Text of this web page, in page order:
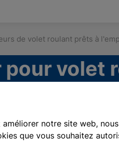
notre site web,
que vous souhaitez
de volet roulant prêts à
volet